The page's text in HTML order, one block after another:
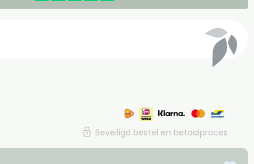
Beveiligd bestel en betaalproces